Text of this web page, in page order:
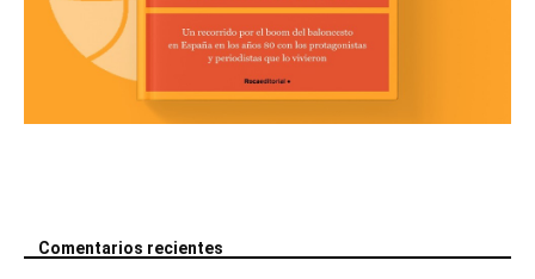
Comentarios recientes